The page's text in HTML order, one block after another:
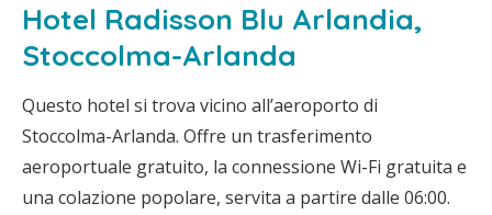
Hotel Radisson Blu Arlandia,
Stoccolma-Arlanda
Questo hotel si trova vicino all’aeroporto di
Stoccolma-Arlanda. Offre un trasferimento
aeroportuale gratuito, la connessione Wi-Fi gratuita e
una colazione popolare, servita a partire dalle 06:00.